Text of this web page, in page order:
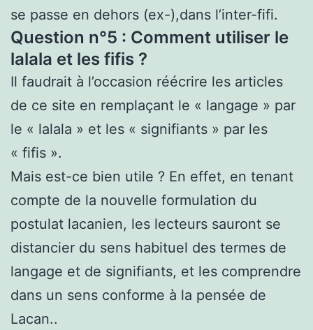
se passe en dehors (ex-),dans l’inter-fifi.
Question n°5 : Comment utiliser le
lalala et les fifis ?
Il faudrait à l’occasion réécrire les articles
de ce site en remplaçant le « langage » par
le « lalala » et les « signifiants » par les
« fifis ».
Mais est-ce bien utile ? En effet, en tenant
compte de la nouvelle formulation du
postulat lacanien, les lecteurs sauront se
distancier du sens habituel des termes de
langage et de signifiants, et les comprendre
dans un sens conforme à la pensée de
Lacan..